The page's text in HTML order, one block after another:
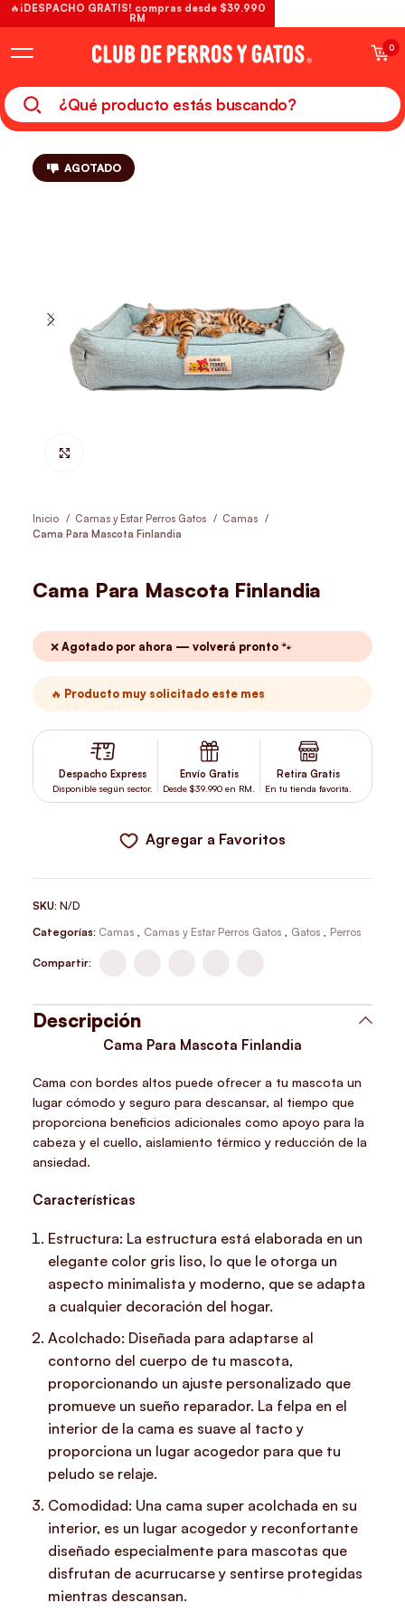
0
AGOTADO
Inicio Camas y Estar Perros Gatos
Camas
Cama Para Mascota Finlandia
Cama Para Mascota Finlandia
❌ Agotado por ahora — volverá pronto 🐾
🔥 Producto muy solicitado este mes
Despacho Express
Disponible según sector.
Envío Gratis
Desde $39.990 en RM.
Retira Gratis
En tu tienda favorita.
Agregar a Favoritos
SKU:N/D
Categorías: Camas Camas y Estar Perros Gatos Gatos Perros
Compartir:
Descripción
Cama Para Mascota Finlandia
Cama con bordes altos puede ofrecer a tu mascota un
lugar cómodo y seguro para descansar, al tiempo que
proporciona beneficios adicionales como apoyo para la
cabeza y el cuello, aislamiento térmico y reducción de la
ansiedad.
Características
Estructura: La estructura está elaborada en un
elegante color gris liso, lo que le otorga un
aspecto minimalista y moderno, que se adapta
a cualquier decoración del hogar.
Acolchado: Diseñada para adaptarse al
contorno del cuerpo de tu mascota,
proporcionando un ajuste personalizado que
promueve un sueño reparador. La felpa en el
interior de la cama es suave al tacto y
proporciona un lugar acogedor para que tu
peludo se relaje.
Comodidad: Una cama super acolchada en su
interior, es un lugar acogedor y reconfortante
diseñado especialmente para mascotas que
disfrutan de acurrucarse y sentirse protegidas
mientras descansan.
🔥¡DESPACHO GRATIS! compras desde $39.990
RM